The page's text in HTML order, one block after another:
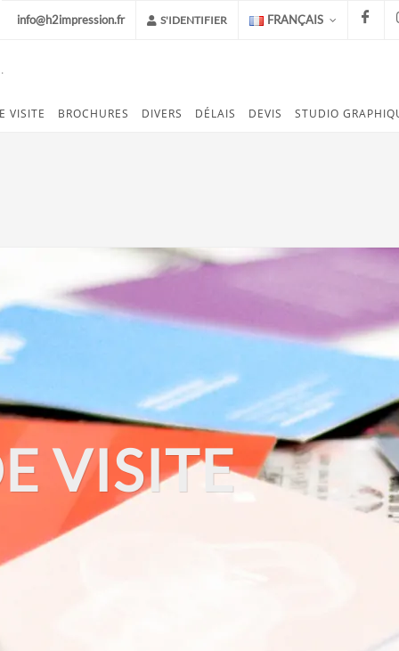
info@h2impression.fr S'IDENTIFIER FRANÇAIS
VISITE BROCHURES DIVERS DÉLAIS DEVIS STUDIO
VISITE